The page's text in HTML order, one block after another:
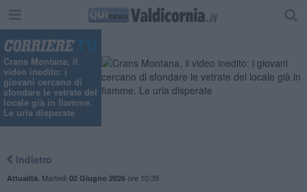
Crans Montana, il
video inedito: i
giovani cercano di
sfondare le vetrate del
locale già in fiamme.
Le urla disperate
Indietro
Attualità Martedì 02 Giugno 2026ore 10:39